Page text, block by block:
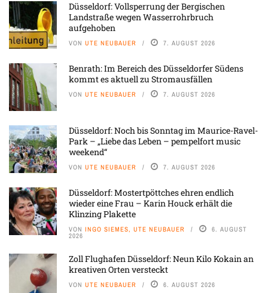
Düsseldorf: Vollsperrung der Bergischen
Landstraße wegen Wasserrohrbruch
aufgehoben
VON UTE NEUBAUER 7. AUGUST 2026
Benrath: Im Bereich des Düsseldorfer Südens
kommt es aktuell zu Stromausfällen
VON UTE NEUBAUER 7. AUGUST 2026
Düsseldorf: Noch bis Sonntag im Maurice-Ravel-
Park – „Liebe das Leben – pempelfort music
weekend“
VON UTE NEUBAUER 7. AUGUST 2026
Düsseldorf: Mostertpöttches ehren endlich
wieder eine Frau – Karin Houck erhält die
Klinzing Plakette
VON INGO SIEMES, UTE NEUBAUER 6. AUGUST
2026
Zoll Flughafen Düsseldorf: Neun Kilo Kokain an
kreativen Orten versteckt
VON UTE NEUBAUER 6. AUGUST 2026